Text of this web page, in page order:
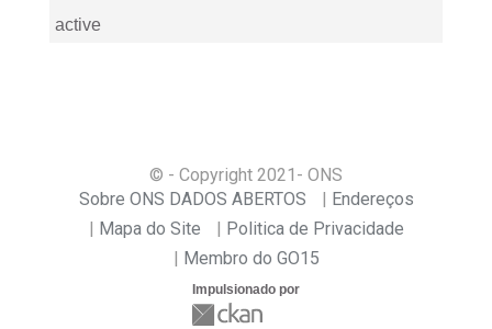
active
© - Copyright 2021 - ONS
Sobre ONS DADOS ABERTOS
Endereços
Mapa do Site
Politica de Privacidade
Membro do GO15
Impulsionado por